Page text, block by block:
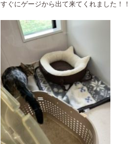
すぐにゲージから出て来てくれました！！